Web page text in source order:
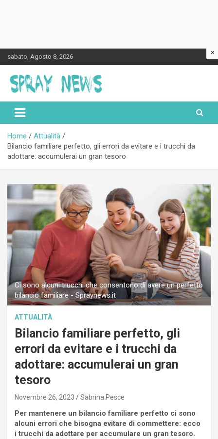
to
content
sabato, Agosto 8, 2026
Spraynews.it
Home
Attualità
Bilancio familiare perfetto, gli errori da evitare e i trucchi da
adottare: accumulerai un gran tesoro
Ci sono alcuni trucchi che consentono di avere un perfetto
bilancio familiare - Spraynews.it
ATTUALITÀ
Bilancio familiare perfetto, gli
errori da evitare e i trucchi da
adottare: accumulerai un gran
tesoro
Novembre 26, 2023 Sabrina Pesce
Per mantenere un bilancio familiare perfetto ci sono
alcuni errori che bisogna evitare di commettere: ecco
i trucchi da adottare per accumulare un gran tesoro.
×